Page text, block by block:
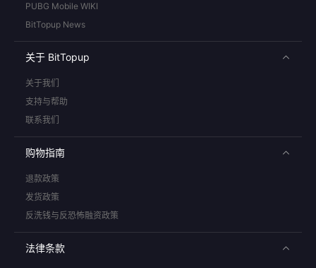
PUBG Mobile WIKI
BitTopup News
关于 BitTopup
关于我们
支持与帮助
联系我们
购物指南
退款政策
发货政策
反洗钱与反恐怖融资政策
法律条款